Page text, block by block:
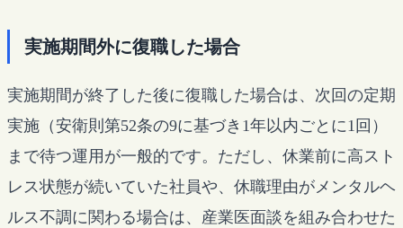
実施期間外に復職した場合
実施期間が終了した後に復職した場合は、次回の定期
実施（安衛則第52条の9に基づき1年以内ごとに1回）
まで待つ運用が一般的です。ただし、休業前に高スト
レス状態が続いていた社員や、休職理由がメンタルヘ
ルス不調に関わる場合は、産業医面談を組み合わせた